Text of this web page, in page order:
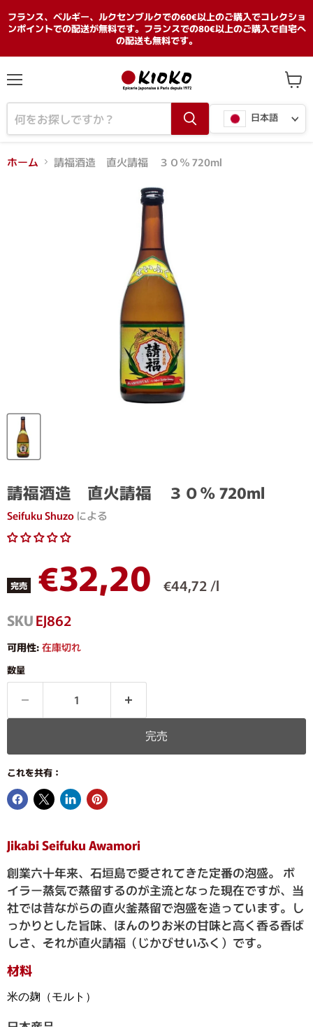
フランス、ベルギー、ルクセンブルクでの60€以上のご購入でコレクショ
ンポイントでの配送が無料です。フランスでの80€以上のご購入で自宅へ
の配送も無料です。
ニ
ュ
ー
言
語
日本語
ー
ト
見
ホーム 請福酒造 直火請福 ３０％ 720ml
請福酒造 直火請福 ３０％ 720ml
Seifuku Shuzoによる
完売 現在の価格
€32,20
€44,72 /l
SKUEJ862
可用性: 在庫切れ
数量
完売
これを共有：
Jikabi Seifuku Awamori
創業六十年来、石垣島で愛されてきた定番の泡盛。 ボ
イラー蒸気で蒸留するのが主流となった現在ですが、当
社では昔ながらの直火釜蒸留で泡盛を造っています。し
っかりとした旨味、ほんのりお米の甘味と高く香る香ば
しさ、それが直火請福（じかびせいふく）です。
材料
米の麹（モルト）